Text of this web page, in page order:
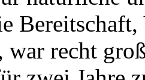
war recht